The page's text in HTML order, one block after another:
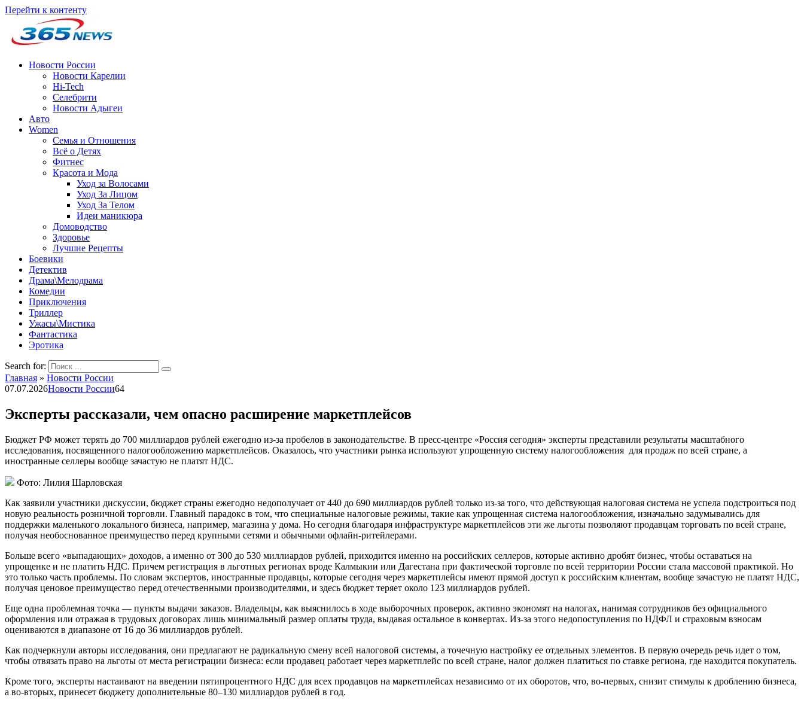
Перейти к контенту
Новости России
Новости Карелии
Hi-Tech
Селебрити
Новости Адыгеи
Авто
Women
Семья и Отношения
Всё о Детях
Фитнес
Красота и Мода
Уход за Волосами
Уход За Лицом
Уход За Телом
Идеи маникюра
Домоводство
Здоровье
Лучшие Рецепты
Боевики
Детектив
Драма\Мелодрама
Комедии
Приключения
Триллер
Ужасы\Мистика
Фантастика
Эротика
Search for:
Главная » Новости России
07.07.2026Новости России64
Эксперты рассказали, чем опасно расширение маркетплейсов
Бюджет РФ может терять до 700 миллиардов рублей ежегодно из-за пробелов в законодательстве. В пресс-центре «Россия сегодня» эксперты представили результаты масштабного
исследования, посвященного налогообложению маркетплейсов. Оказалось, что участники рынка используют упрощенную систему налогообложения для продаж по всей стране, а
иностранные селлеры вообще зачастую не платят НДС.
Фото: Лилия Шарловская
Как заявили участники дискуссии, бюджет страны ежегодно недополучает от 440 до 690 миллиардов рублей только из-за того, что действующая налоговая система не успела подстроиться под
новую реальность розничной торговли. Главный парадокс в том, что специальные налоговые режимы, такие как упрощенная система налогообложения, изначально задумывались для
поддержки маленького локального бизнеса, например, магазина у дома. Но сегодня благодаря инфраструктуре маркетплейсов эти же льготы позволяют продавцам торговать по всей стране,
получая необоснованное преимущество перед крупными сетями и обычными офлайн-ритейлерами.
Больше всего «выпадающих» доходов, а именно от 300 до 530 миллиардов рублей, приходится именно на российских селлеров, которые активно дробят бизнес, чтобы оставаться на
упрощенке и не платить НДС. Причем регистрация в льготных регионах вроде Калмыкии или Дагестана при фактической торговле по всей территории России стала массовой практикой. Но
это только часть проблемы. По словам экспертов, иностранные продавцы, которые сегодня через маркетплейсы имеют прямой доступ к российским клиентам, вообще зачастую не платят НДС,
получая ценовое преимущество перед отечественными производителями, и здесь бюджет теряет около 123 миллиардов рублей.
Еще одна проблемная точка — пункты выдачи заказов. Владельцы, как выяснилось в ходе выборочных проверок, активно экономят на налогах, нанимая сотрудников без официального
оформления или отражая в трудовых договорах лишь минимальный размер оплаты труда, выдавая остальное в конвертах. Из-за этого недопоступления по НДФЛ и страховым взносам
оцениваются в диапазоне от 16 до 36 миллиардов рублей.
Как подчеркнули авторы исследования, они предлагают не радикальную смену всей налоговой системы, а точечную настройку ее отдельных элементов. В первую очередь речь идет о том,
чтобы отвязать право на льготы от места регистрации бизнеса: если продавец работает через маркетплейс по всей стране, налог должен платиться по ставке региона, где находится покупатель.
Кроме того, эксперты настаивают на введении пятипроцентного НДС для всех продавцов на маркетплейсах независимо от их оборотов, что, во-первых, снизит стимулы к дроблению бизнеса,
а во-вторых, принесет бюджету дополнительные 80–130 миллиардов рублей в год.